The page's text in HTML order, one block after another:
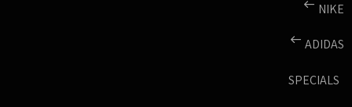
NIKE
ADIDAS
SPECIALS